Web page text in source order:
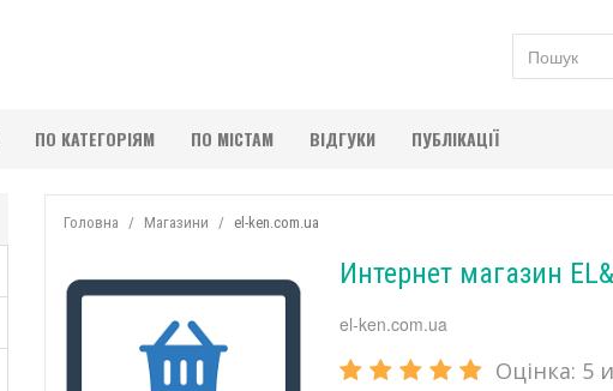
ПО КАТЕГОРІЯМ ПО МІСТАМ ВІДГУКИ ПУБЛІКАЦІЇ
Головна Магазини el-ken.com.ua
Интернет магазин
el-ken.com.ua
Оцінка: 5